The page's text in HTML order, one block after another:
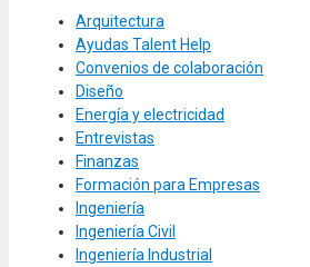
Arquitectura
Ayudas Talent Help
Convenios de colaboración
Diseño
Energía y electricidad
Entrevistas
Finanzas
Formación para Empresas
Ingeniería
Ingeniería Civil
Ingeniería Industrial